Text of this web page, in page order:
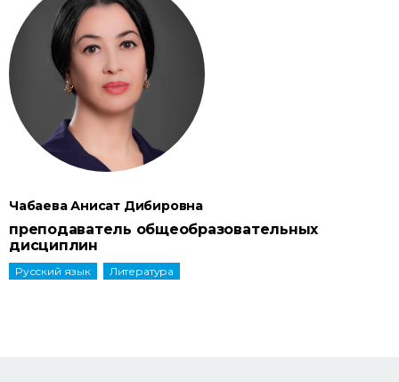
Чабаева Анисат Дибировна
преподаватель общеобразовательных
дисциплин
Pусский язык Литература